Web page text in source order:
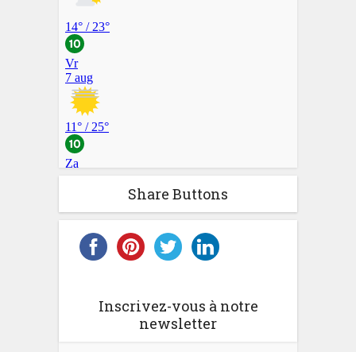
Share Buttons
Inscrivez-vous à notre
newsletter